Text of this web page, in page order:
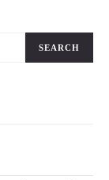
SEARCH